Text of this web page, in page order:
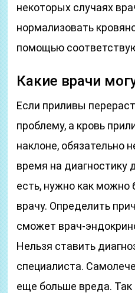
некоторых случаях
нормализовать
помощью
Какие врачи
Если приливы
проблему, а кровь
наклоне, обязательно
время на диагностику
есть, нужно как можно
врачу. Определить
сможет врач-
Нельзя ставить
специалиста.
еще больше вреда. Так